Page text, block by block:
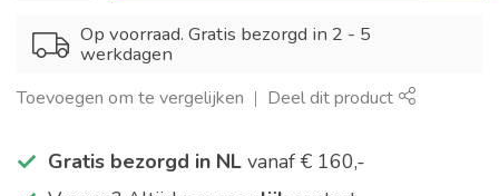
Op voorraad. Gratis bezorgd in 2 - 5
werkdagen
Toevoegen om te vergelijken Deel dit product
Gratis bezorgd in NL vanaf € 160,-